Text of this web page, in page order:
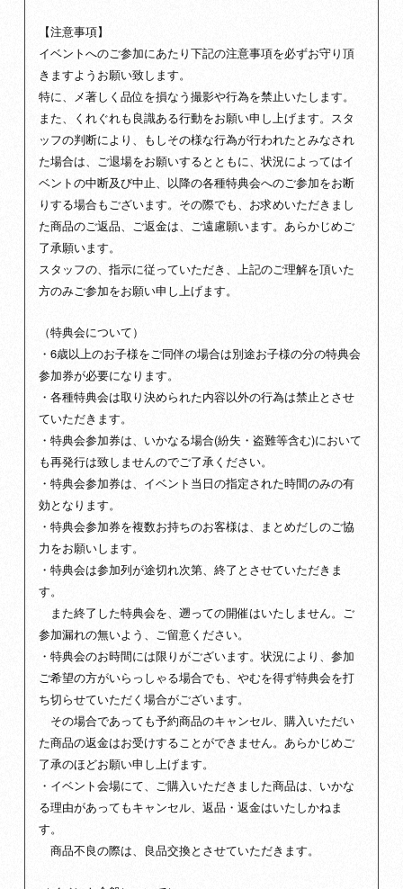
【注意事項】
イベントへのご参加にあたり下記の注意事項を必ずお守り頂
きますようお願い致します。
特に、メ著しく品位を損なう撮影や行為を禁止いたします。
また、くれぐれも良識ある行動をお願い申し上げます。スタ
ッフの判断により、もしその様な行為が行われたとみなされ
た場合は、ご退場をお願いするとともに、状況によってはイ
ベントの中断及び中止、以降の各種特典会へのご参加をお断
りする場合もございます。その際でも、お求めいただきまし
た商品のご返品、ご返金は、ご遠慮願います。あらかじめご
了承願います。
スタッフの、指示に従っていただき、上記のご理解を頂いた
方のみご参加をお願い申し上げます。
（特典会について）
・6歳以上のお子様をご同伴の場合は別途お子様の分の特典会
参加券が必要になります。
・各種特典会は取り決められた内容以外の行為は禁止とさせ
ていただきます。
・特典会参加券は、いかなる場合(紛失・盗難等含む)において
も再発行は致しませんのでご了承ください。
・特典会参加券は、イベント当日の指定された時間のみの有
効となります。
・特典会参加券を複数お持ちのお客様は、まとめだしのご協
力をお願いします。
・特典会は参加列が途切れ次第、終了とさせていただきま
す。
また終了した特典会を、遡っての開催はいたしません。ご
参加漏れの無いよう、ご留意ください。
・特典会のお時間には限りがございます。状況により、参加
ご希望の方がいらっしゃる場合でも、やむを得ず特典会を打
ち切らせていただく場合がございます。
その場合であっても予約商品のキャンセル、購入いただい
た商品の返金はお受けすることができません。あらかじめご
了承のほどお願い申し上げます。
・イベント会場にて、ご購入いただきました商品は、いかな
る理由があってもキャンセル、返品・返金はいたしかねま
す。
商品不良の際は、良品交換とさせていただきます。